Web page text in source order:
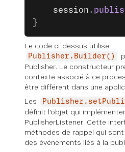
    session
.
}
Le code ci-dessus utilise
Publisher.Builder()
Publisher. Le constructeur
contexte associé à ce
être différent dans une
Les
définit l'objet qui
PublisherListener. Cette
méthodes de rappel qui
des événements liés à la